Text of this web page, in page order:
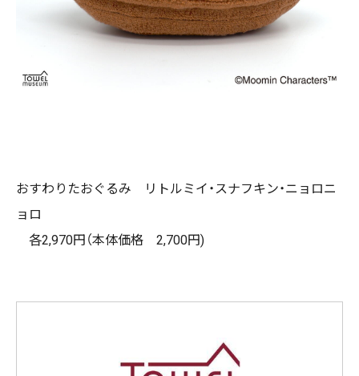
おすわりたおぐるみ リトルミイ・スナフキン・ニョロニ
ョロ
各2,970円（本体価格 2,700円)